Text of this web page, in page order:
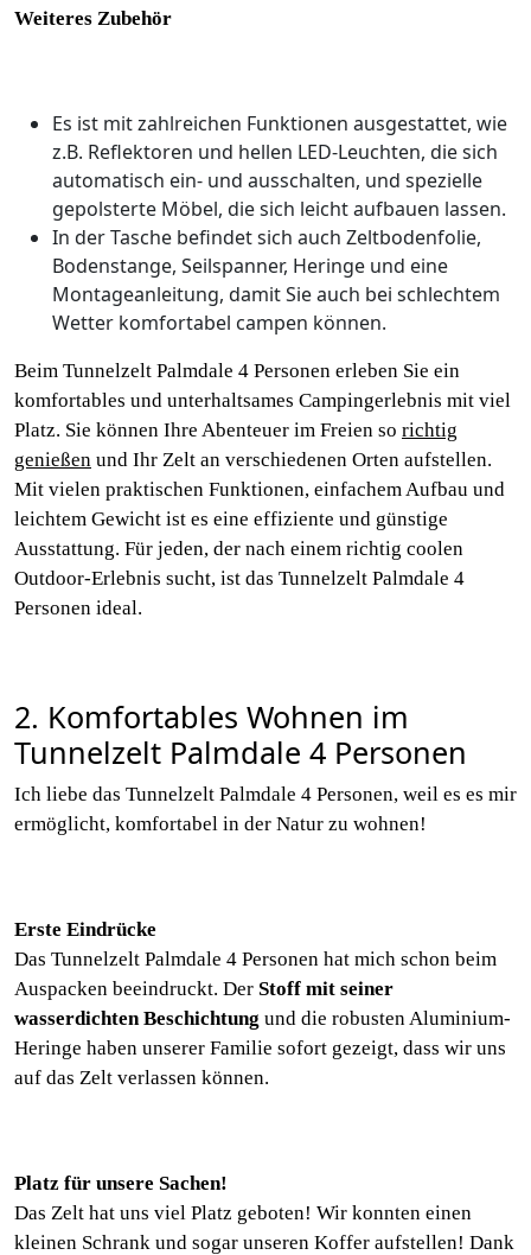
Weiteres Zubehör
Es ist mit zahlreichen Funktionen ausgestattet, wie
z.B. Reflektoren und hellen LED-Leuchten, die sich
automatisch ein- und ausschalten, und spezielle
gepolsterte Möbel, die sich leicht aufbauen lassen.
In der Tasche befindet sich auch Zeltbodenfolie,
Bodenstange, Seilspanner, Heringe und eine
Montageanleitung, damit Sie auch bei schlechtem
Wetter komfortabel campen können.
Beim Tunnelzelt Palmdale 4 Personen erleben Sie ein
komfortables und unterhaltsames Campingerlebnis mit viel
Platz. Sie können Ihre Abenteuer im Freien so richtig
genießen und Ihr Zelt an verschiedenen Orten aufstellen.
Mit vielen praktischen Funktionen, einfachem Aufbau und
leichtem Gewicht ist es eine effiziente und günstige
Ausstattung. Für jeden, der nach einem richtig coolen
Outdoor-Erlebnis sucht, ist das Tunnelzelt Palmdale 4
Personen ideal.
2. Komfortables Wohnen im
Tunnelzelt Palmdale 4 Personen
Ich liebe das Tunnelzelt Palmdale 4 Personen, weil es es mir
ermöglicht, komfortabel in der Natur zu wohnen!
Erste Eindrücke
Das Tunnelzelt Palmdale 4 Personen hat mich schon beim
Auspacken beeindruckt. Der Stoff mit seiner
wasserdichten Beschichtung und die robusten Aluminium-
Heringe haben unserer Familie sofort gezeigt, dass wir uns
auf das Zelt verlassen können.
Platz für unsere Sachen!
Das Zelt hat uns viel Platz geboten! Wir konnten einen
kleinen Schrank und sogar unseren Koffer aufstellen! Dank